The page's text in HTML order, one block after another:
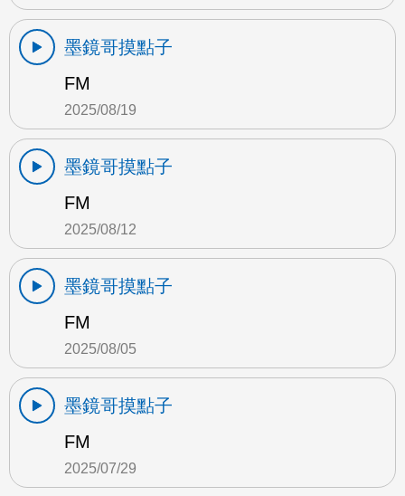
墨鏡哥摸點子
FM
2025/08/19
墨鏡哥摸點子
FM
2025/08/12
墨鏡哥摸點子
FM
2025/08/05
墨鏡哥摸點子
FM
2025/07/29